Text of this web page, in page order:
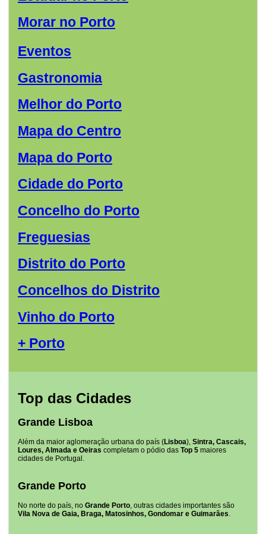
Morar no Porto
Eventos
Gastronomia
Melhor do Porto
Mapa do Centro
Mapa do Porto
Cidade do Porto
Concelho do Porto
Freguesias
Distrito do Porto
Concelhos do Distrito
Vinho do Porto
+ Porto
Top das Cidades
Grande Lisboa
Além da maior aglomeração urbana do país (Lisboa), Sintra, Cascais,
Loures, Almada e Oeiras completam o pódio das Top 5 maiores
cidades de Portugal.
Grande Porto
No norte do país, no Grande Porto, outras cidades importantes são
Vila Nova de Gaia, Braga, Matosinhos, Gondomar e Guimarães.